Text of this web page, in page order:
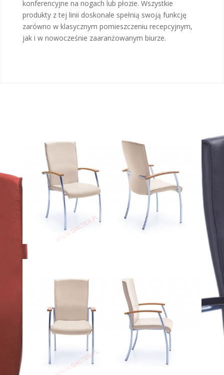
konferencyjne na nogach lub płozie. Wszystkie
produkty z tej linii doskonale spełnią swoją funkcję
zarówno w klasycznym pomieszczeniu recepcyjnym,
jak i w nowocześnie zaaranżowanym biurze.